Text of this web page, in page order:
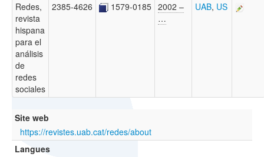
Redes,
revista
hispana
para el
análisis
de
redes
sociales
2385-4626 1579-0185 2002 –
…
UAB, US
Site web
https://revistes.uab.cat/redes/about
Langues